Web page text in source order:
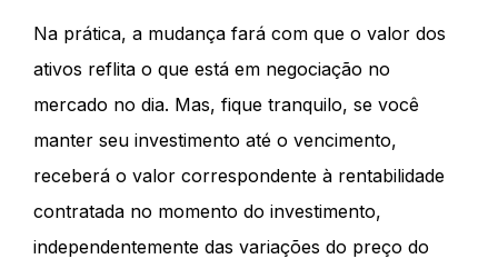
Na prática, a mudança fará com que o valor dos
ativos reflita o que está em negociação no
mercado no dia. Mas, fique tranquilo, se você
manter seu investimento até o vencimento,
receberá o valor correspondente à rentabilidade
contratada no momento do investimento,
independentemente das variações do preço do